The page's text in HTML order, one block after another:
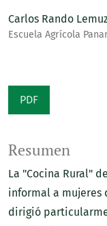
Carlos Rando
Escuela Agrícola
PDF
Resumen
La "Cocina Rural"
informal a mujeres
dirigió